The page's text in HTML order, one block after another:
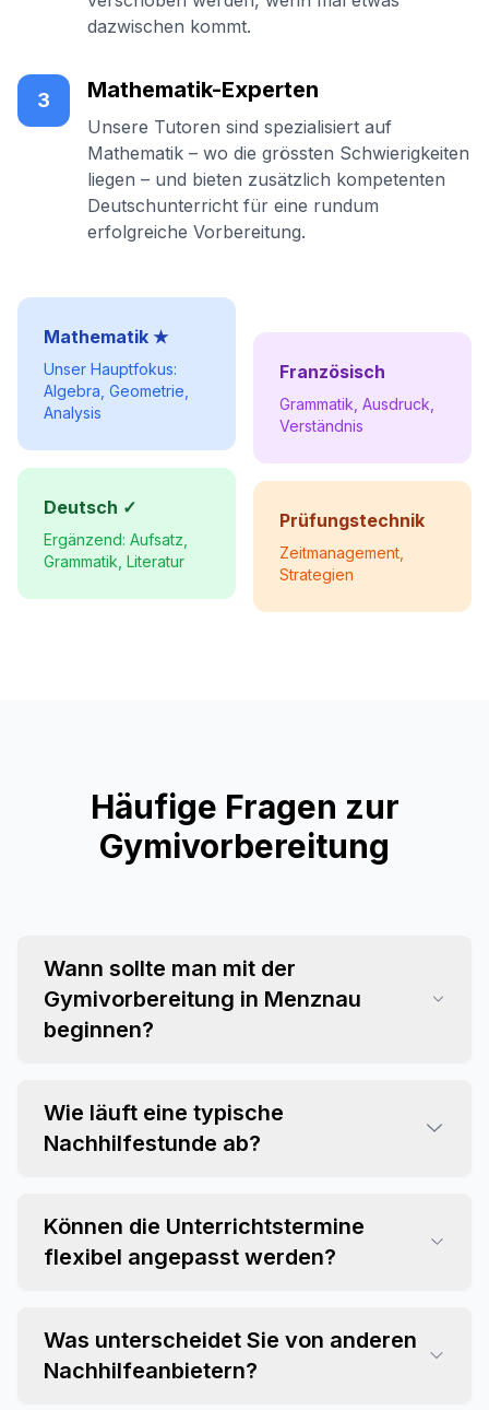
dazwischen kommt.
3 Mathematik-Experten
Unsere Tutoren sind spezialisiert auf
Mathematik – wo die grössten Schwierigkeiten
liegen – und bieten zusätzlich kompetenten
Deutschunterricht für eine rundum
erfolgreiche Vorbereitung.
Mathematik ★
Unser Hauptfokus:
Algebra, Geometrie,
Analysis
Deutsch ✓
Ergänzend: Aufsatz,
Grammatik, Literatur
Französisch
Grammatik, Ausdruck,
Verständnis
Prüfungstechnik
Zeitmanagement,
Strategien
Häufige Fragen zur
Gymivorbereitung
Wann sollte man mit der
Gymivorbereitung in Menznau
beginnen?
Wie läuft eine typische
Nachhilfestunde ab?
Können die Unterrichtstermine
flexibel angepasst werden?
Was unterscheidet Sie von anderen
Nachhilfeanbietern?